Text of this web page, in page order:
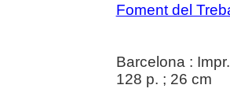
Foment del
Barcelona :
128 p. ; 26 cm